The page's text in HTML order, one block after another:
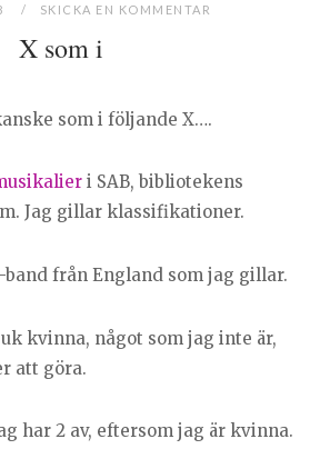
SKICKA EN KOMMENTAR
X som i
som i följande X….
i SAB, bibliotekens
Jag gillar klassifikationer.
band från England som jag gillar.
kvinna, något som jag inte är,
att göra.
har 2 av, eftersom jag är kvinna.